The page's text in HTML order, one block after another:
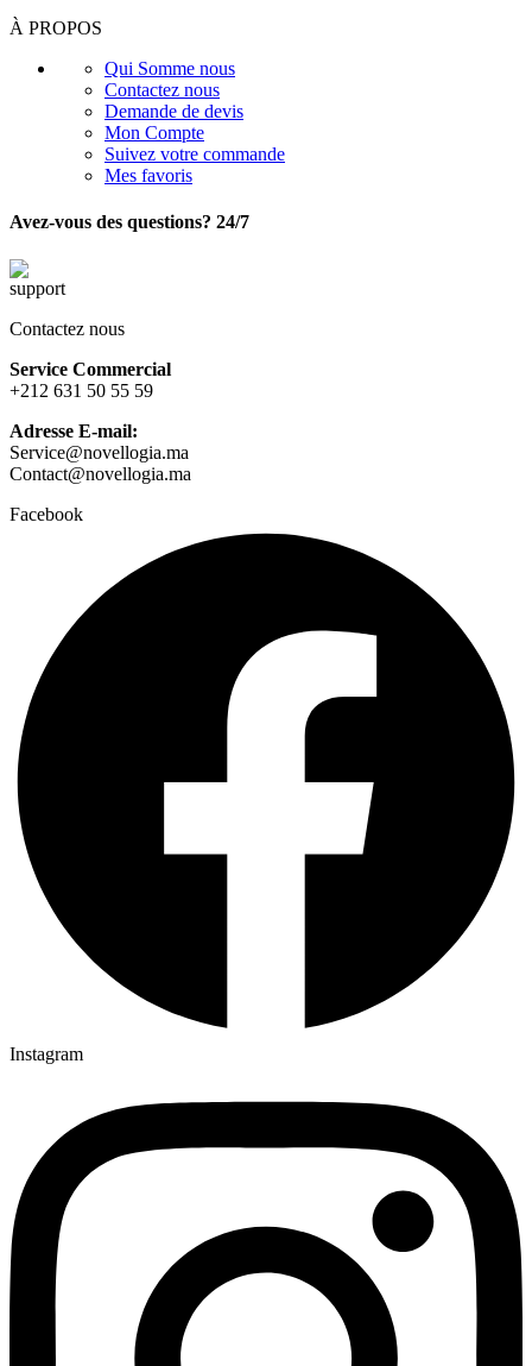
À PROPOS
Qui Somme nous
Contactez nous
Demande de devis
Mon Compte
Suivez votre commande
Mes favoris
Avez-vous des questions? 24/7
Contactez nous
Service Commercial
+212 631 50 55 59
Adresse E-mail:
Service@novellogia.ma
Contact@novellogia.ma
Facebook
Instagram